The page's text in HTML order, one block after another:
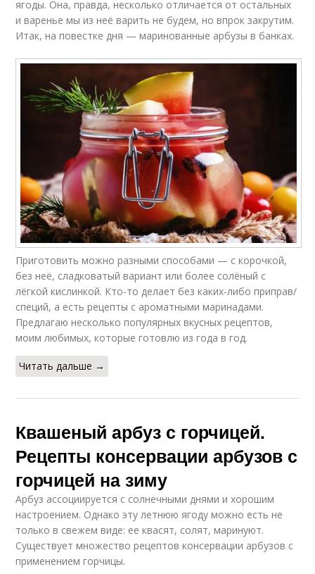
ягоды. Она, правда, несколько отличается от остальных
и варенье мы из неё варить не будем, но впрок закрутим.
Итак, на повестке дня — маринованные арбузы в банках.
Приготовить можно разными способами — с корочкой,
без неё, сладковатый вариант или более солёный с
лёгкой кислинкой. Кто-то делает без каких-либо приправ/
специй, а есть рецепты с ароматными маринадами.
Предлагаю несколько популярных вкусных рецептов,
моим любимых, которые готовлю из года в год.
Читать дальше →
Квашеный арбуз с горчицей.
Рецепты консервации арбузов с
горчицей на зиму
Арбуз ассоциируется с солнечными днями и хорошим
настроением. Однако эту летнюю ягоду можно есть не
только в свежем виде: ее квасят, солят, маринуют.
Существует множество рецептов консервации арбузов с
применением горчицы.